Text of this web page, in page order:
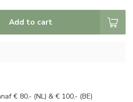
Add to cart
€ 80,- (NL) & € 100,- (BE)